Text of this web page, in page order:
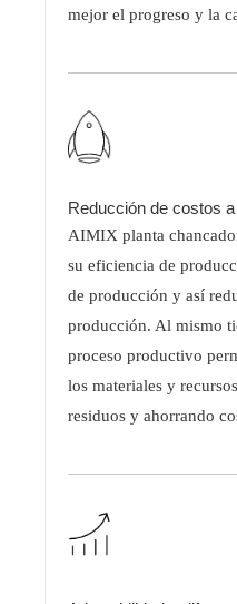
mejor el progreso y la
Reducción de costos
AIMIX planta
su eficiencia de
de producción y así
producción. Al mismo
proceso productivo
los materiales y
residuos y ahorrando